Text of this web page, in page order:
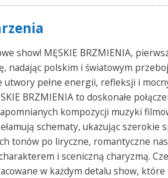
show! MĘSKIE BRZMIENIA,
nadając polskim i światowym
utwory pełne energii, refleksji i
BRZMIENIA to doskonałe
kompozycji muzyki
schematy, ukazując
tonów po liryczne, romantyczne
i sceniczną charyzmą.
w każdym detalu show,